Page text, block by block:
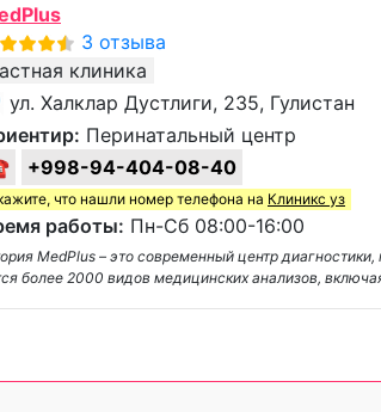
3 отзыва
клиника
ул. Халклар Дустлиги, 235, Гулистан
Перинатальный центр
+998-94-404-08-40
что нашли номер телефона на Клиникс уз
работы: Пн-Сб 08:00-16:00
MedPlus – это современный центр
более 2000 видов медицинских анализов,